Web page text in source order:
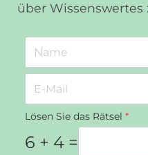
über
Lösen Sie das Rätsel *
6 + 4 =